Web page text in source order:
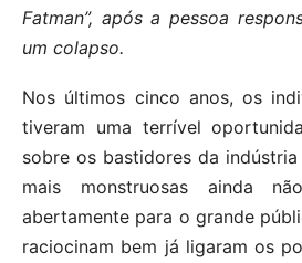
Fatman”, após a pessoa
um colapso.
Nos últimos cinco anos, os
tiveram uma terrível
sobre os bastidores da
mais monstruosas ainda
abertamente para o grande
raciocinam bem já ligaram os